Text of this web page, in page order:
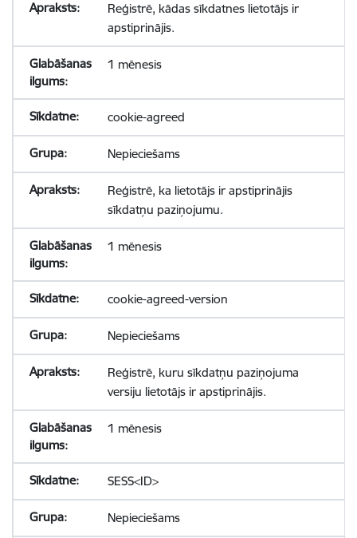
Reģistrē, kādas sīkdatnes lietotājs ir
apstiprinājis.
1 mēnesis
cookie-agreed
Nepieciešams
Reģistrē, ka lietotājs ir apstiprinājis
sīkdatņu paziņojumu.
1 mēnesis
cookie-agreed-version
Nepieciešams
Reģistrē, kuru sīkdatņu paziņojuma
versiju lietotājs ir apstiprinājis.
1 mēnesis
SESS<ID>
Nepieciešams